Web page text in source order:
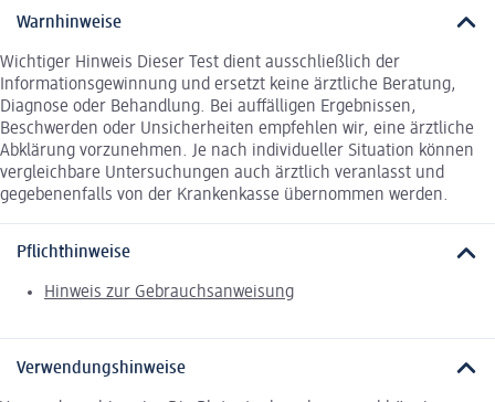
Warnhinweise
Wichtiger Hinweis Dieser Test dient ausschließlich der
Informationsgewinnung und ersetzt keine ärztliche Beratung,
Diagnose oder Behandlung. Bei auffälligen Ergebnissen,
Beschwerden oder Unsicherheiten empfehlen wir, eine ärztliche
Abklärung vorzunehmen. Je nach individueller Situation können
vergleichbare Untersuchungen auch ärztlich veranlasst und
gegebenenfalls von der Krankenkasse übernommen werden.
Pflichthinweise
Hinweis zur Gebrauchsanweisung
Verwendungshinweise